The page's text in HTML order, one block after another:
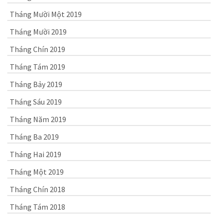
Tháng Mười Một 2019
Tháng Mười 2019
Tháng Chín 2019
Tháng Tám 2019
Tháng Bảy 2019
Tháng Sáu 2019
Tháng Năm 2019
Tháng Ba 2019
Tháng Hai 2019
Tháng Một 2019
Tháng Chín 2018
Tháng Tám 2018